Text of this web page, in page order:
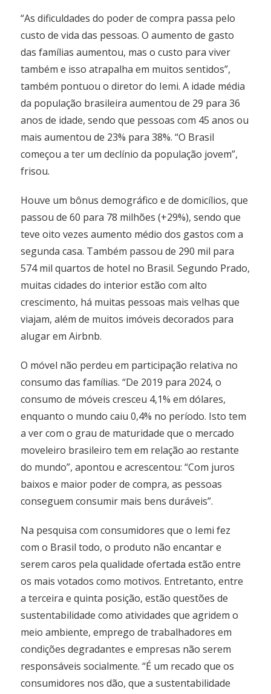
“As dificuldades do poder de compra passa pelo
custo de vida das pessoas. O aumento de gasto
das famílias aumentou, mas o custo para viver
também e isso atrapalha em muitos sentidos”,
também pontuou o diretor do Iemi. A idade média
da população brasileira aumentou de 29 para 36
anos de idade, sendo que pessoas com 45 anos ou
mais aumentou de 23% para 38%. “O Brasil
começou a ter um declínio da população jovem”,
frisou.
Houve um bônus demográfico e de domicílios, que
passou de 60 para 78 milhões (+29%), sendo que
teve oito vezes aumento médio dos gastos com a
segunda casa. Também passou de 290 mil para
574 mil quartos de hotel no Brasil. Segundo Prado,
muitas cidades do interior estão com alto
crescimento, há muitas pessoas mais velhas que
viajam, além de muitos imóveis decorados para
alugar em Airbnb.
O móvel não perdeu em participação relativa no
consumo das famílias. “De 2019 para 2024, o
consumo de móveis cresceu 4,1% em dólares,
enquanto o mundo caiu 0,4% no período. Isto tem
a ver com o grau de maturidade que o mercado
moveleiro brasileiro tem em relação ao restante
do mundo”, apontou e acrescentou: “Com juros
baixos e maior poder de compra, as pessoas
conseguem consumir mais bens duráveis”.
Na pesquisa com consumidores que o Iemi fez
com o Brasil todo, o produto não encantar e
serem caros pela qualidade ofertada estão entre
os mais votados como motivos. Entretanto, entre
a terceira e quinta posição, estão questões de
sustentabilidade como atividades que agridem o
meio ambiente, emprego de trabalhadores em
condições degradantes e empresas não serem
responsáveis socialmente. “É um recado que os
consumidores nos dão, que a sustentabilidade